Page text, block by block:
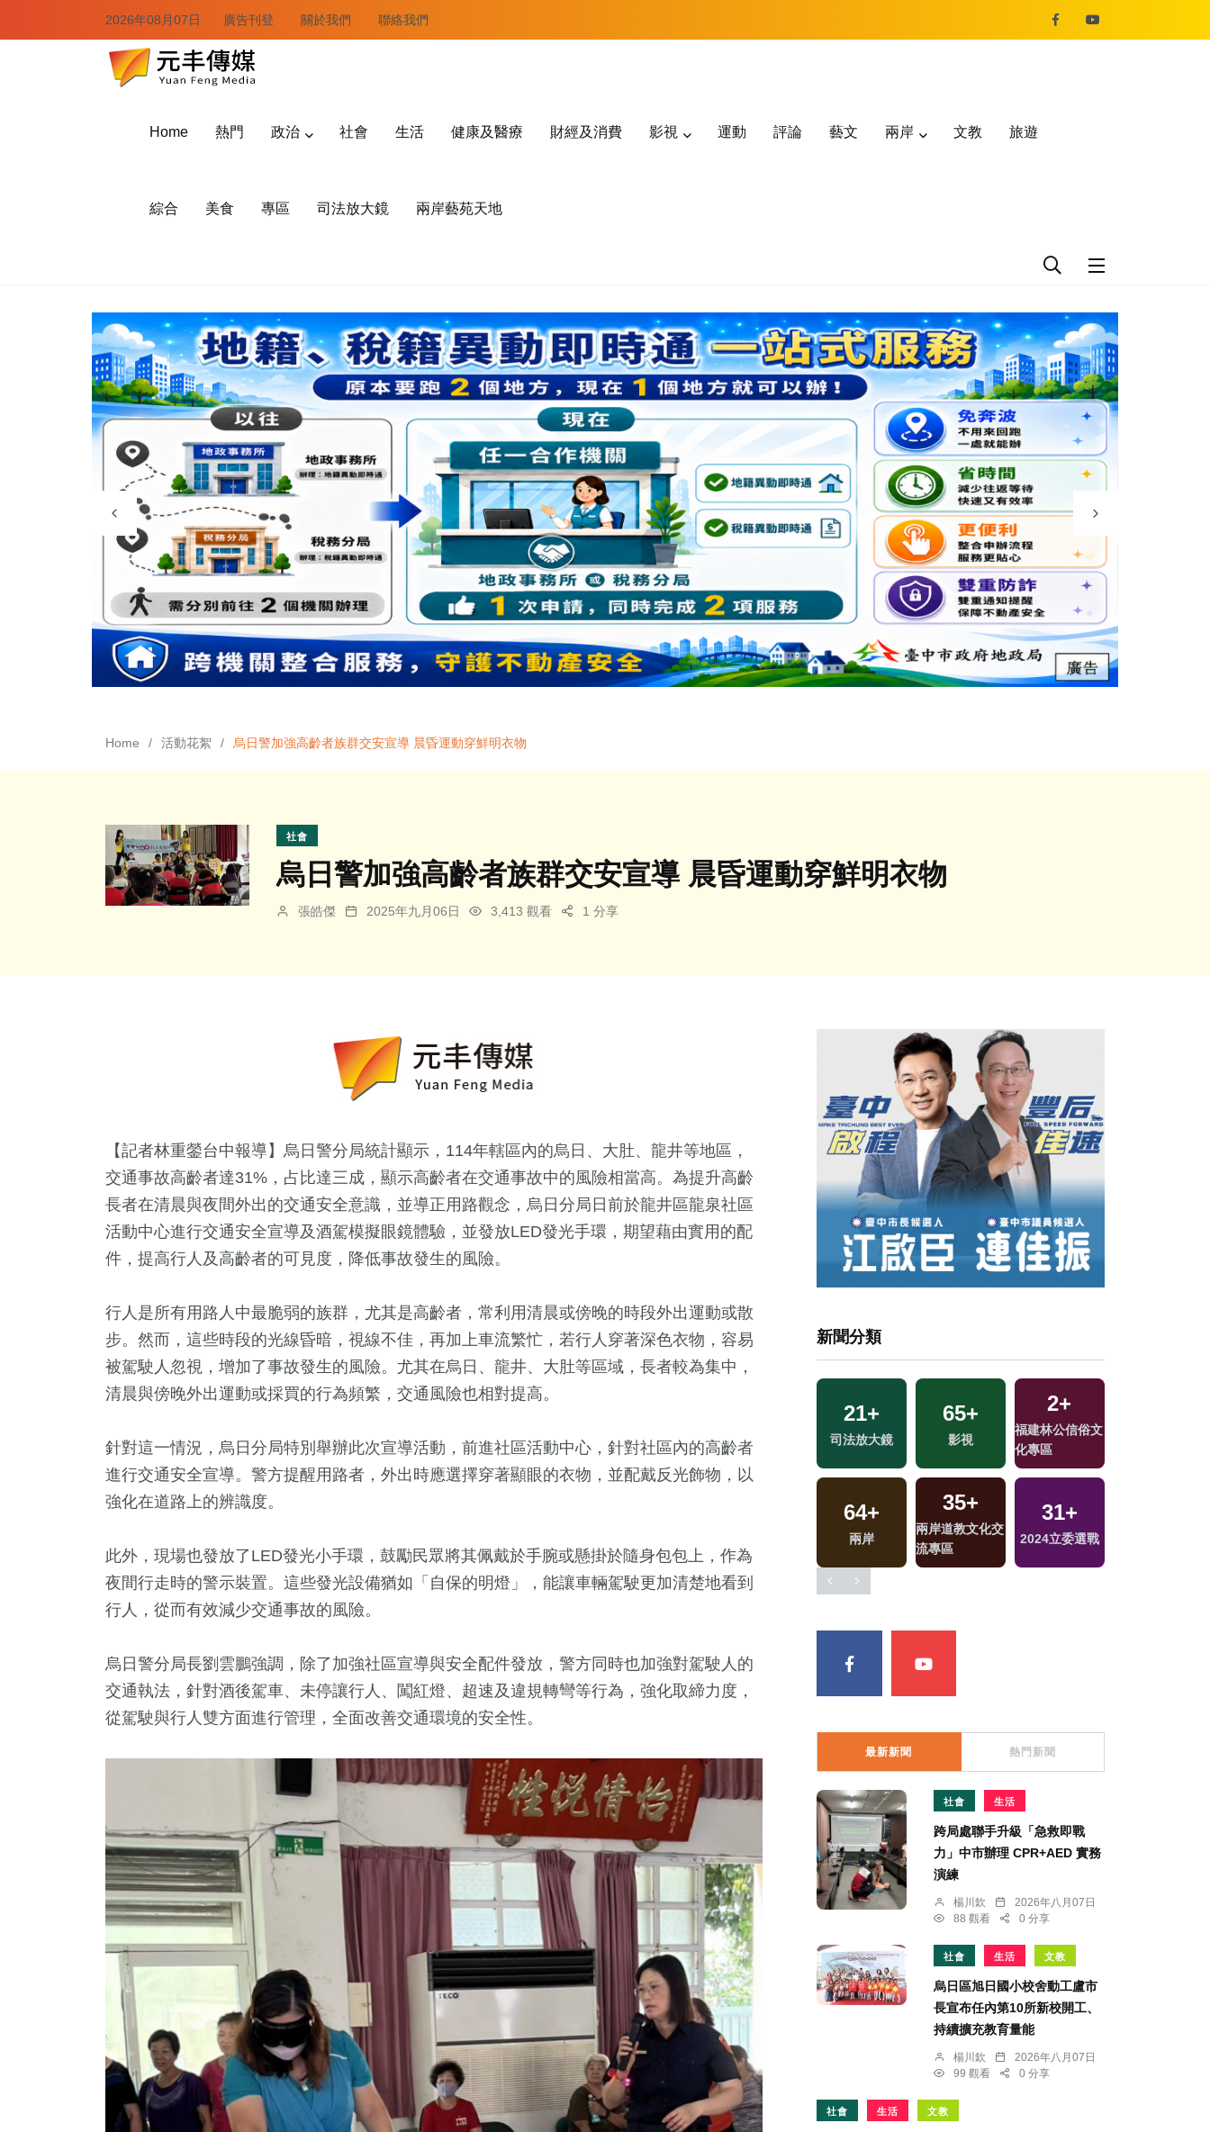
2026年08月07日 廣告刊登 關於我們 聯絡我們
Home 熱門 政治 社會 生活 健康及醫療 財經及消費 影視 運動 評論 藝文 兩岸 文教 旅遊
綜合 美食 專區 司法放大鏡 兩岸藝苑天地
Home 活動花絮 烏日警加強高齡者族群交安宣導 晨昏運動穿鮮明衣物
社會
烏日警加強高齡者族群交安宣導 晨昏運動穿鮮明衣物
張皓傑 2025年九月06日 3,413 觀看 1 分享
【記者林重鎣台中報導】烏日警分局統計顯示，114年轄區內的烏日、大肚、龍井等地區，
交通事故高齡者達31%，占比達三成，顯示高齡者在交通事故中的風險相當高。為提升高齡
長者在清晨與夜間外出的交通安全意識，並導正用路觀念，烏日分局日前於龍井區龍泉社區
活動中心進行交通安全宣導及酒駕模擬眼鏡體驗，並發放LED發光手環，期望藉由實用的配
件，提高行人及高齡者的可見度，降低事故發生的風險。
行人是所有用路人中最脆弱的族群，尤其是高齡者，常利用清晨或傍晚的時段外出運動或散
步。然而，這些時段的光線昏暗，視線不佳，再加上車流繁忙，若行人穿著深色衣物，容易
被駕駛人忽視，增加了事故發生的風險。尤其在烏日、龍井、大肚等區域，長者較為集中，
清晨與傍晚外出運動或採買的行為頻繁，交通風險也相對提高。
針對這一情況，烏日分局特別舉辦此次宣導活動，前進社區活動中心，針對社區內的高齡者
進行交通安全宣導。警方提醒用路者，外出時應選擇穿著顯眼的衣物，並配戴反光飾物，以
強化在道路上的辨識度。
此外，現場也發放了LED發光小手環，鼓勵民眾將其佩戴於手腕或懸掛於隨身包包上，作為
夜間行走時的警示裝置。這些發光設備猶如「自保的明燈」，能讓車輛駕駛更加清楚地看到
行人，從而有效減少交通事故的風險。
烏日警分局長劉雲鵬強調，除了加強社區宣導與安全配件發放，警方同時也加強對駕駛人的
交通執法，針對酒後駕車、未停讓行人、闖紅燈、超速及違規轉彎等行為，強化取締力度，
從駕駛與行人雙方面進行管理，全面改善交通環境的安全性。
新聞分類
綜藝 政治
+ 67+
藝文 社會 生活 財經及消費
流專區
21+
司法放大鏡
65+
影視
2+
福建林公信俗文
化專區
64+
兩岸
35+
兩岸道教文化交
流專區
31+
2024立委選戰
最新新聞 熱門新聞
社會 生活
跨局處聯手升級「急救即戰
力」中市辦理 CPR+AED 實務
演練
楊川欽
2026年八月07日
88 觀看
0 分享
社會 生活 文教
烏日區旭日國小校舍動工盧市
長宣布任內第10所新校開工、
持續擴充教育量能
楊川欽
2026年八月07日
99 觀看
0 分享
社會 生活 文教